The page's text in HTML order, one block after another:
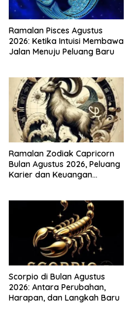
Ramalan Pisces Agustus
2026: Ketika Intuisi Membawa
Jalan Menuju Peluang Baru
Ramalan Zodiak Capricorn
Bulan Agustus 2026, Peluang
Karier dan Keuangan
Scorpio di Bulan Agustus
2026: Antara Perubahan,
Harapan, dan Langkah Baru